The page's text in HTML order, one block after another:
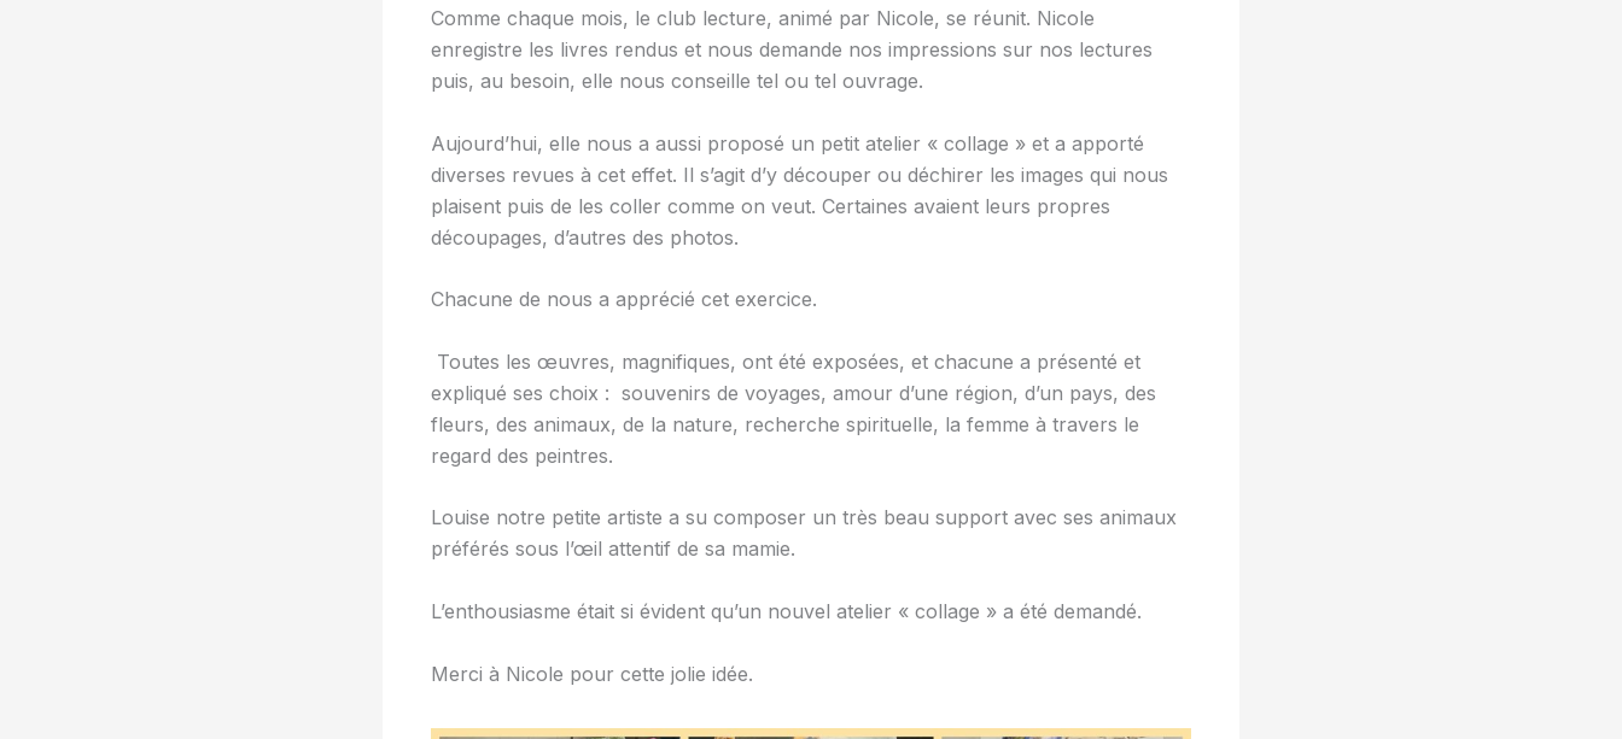
Comme chaque mois, le club lecture, animé par Nicole, se réunit. Nicole
enregistre les livres rendus et nous demande nos impressions sur nos lectures
puis, au besoin, elle nous conseille tel ou tel ouvrage.
Aujourd’hui, elle nous a aussi proposé un petit atelier « collage » et a apporté
diverses revues à cet effet. Il s’agit d’y découper ou déchirer les images qui nous
plaisent puis de les coller comme on veut. Certaines avaient leurs propres
découpages, d’autres des photos.
Chacune de nous a apprécié cet exercice.
Toutes les œuvres, magnifiques, ont été exposées, et chacune a présenté et
expliqué ses choix : souvenirs de voyages, amour d’une région, d’un pays, des
fleurs, des animaux, de la nature, recherche spirituelle, la femme à travers le
regard des peintres.
Louise notre petite artiste a su composer un très beau support avec ses animaux
préférés sous l’œil attentif de sa mamie.
L’enthousiasme était si évident qu’un nouvel atelier « collage » a été demandé.
Merci à Nicole pour cette jolie idée.